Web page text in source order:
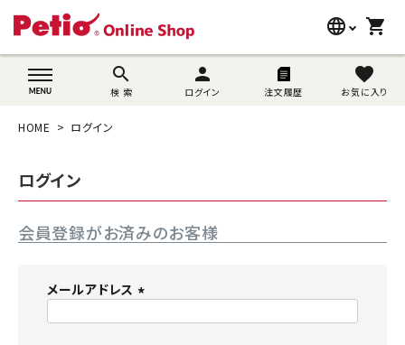
language
wovn-lang-name
shopping_cart
search
検 索
person
ログイン 注文履歴
favorite
お気に入り
search
うさぎ用品
ブランド別に探す
目的別に探す
SNS
HOME ログイン
ログイン
会員登録がお済みのお客様
メールアドレス